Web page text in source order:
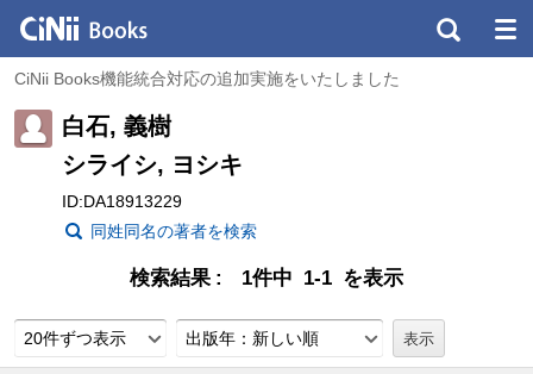
CiNii Books機能統合対応の追加実施をいたしました
白石, 義樹
シライシ, ヨシキ
ID:DA18913229
同姓同名の著者を検索
検索結果 1件中 1-1 を表示
20件ずつ表示 出版年：新しい順